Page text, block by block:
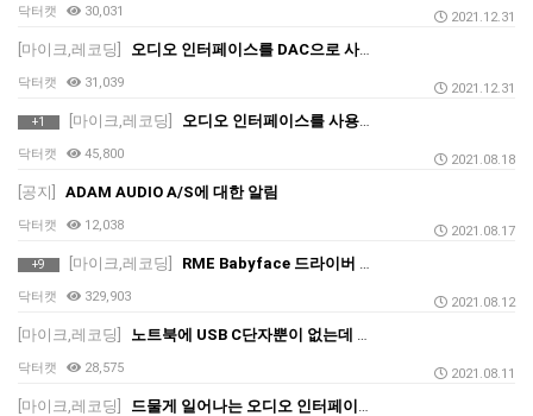
닥터캣 30,031 2021.12.31
[마이크,레코딩] 오디오 인터페이스를 DAC으로 사용할 때 주의사항과 팁 (오인페, 오디오 인터페이스, 사운드 카드)_1
닥터캣 31,039 2021.12.31
+1 [마이크,레코딩] 오디오 인터페이스를 사용하기 위한 시스템 최적화 방법(오인페, MIDI, USB 콘덴서 마이크 등을 제대로 사용해보자)
닥터캣 45,800 2021.08.18
[공지] ADAM AUDIO A/S에 대한 알림
닥터캣 12,038 2021.08.17
+9 [마이크,레코딩] RME Babyface 드라이버 설치, 인식 문제 해결 방법
닥터캣 329,903 2021.08.12
[마이크,레코딩] 노트북에 USB C단자뿐이 없는데 오디오인터페이스(오인페)를 어떻게 연결하나요? 케이블을 새로 사야 하나요?
닥터캣 28,575 2021.08.11
[마이크,레코딩] 드물게 일어나는 오디오 인터페이스 특이 에러(오인페 설정)